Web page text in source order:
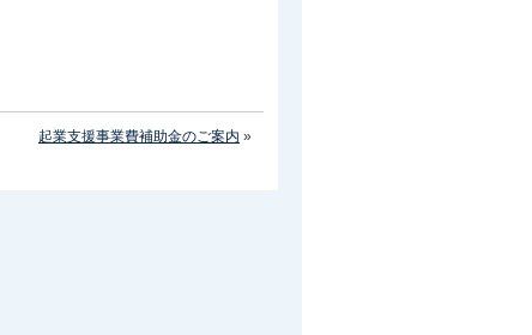
起業支援事業費補助金のご案内 »